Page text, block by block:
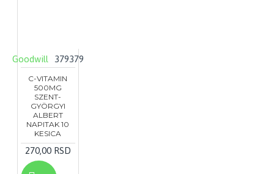
Goodwill 379379
C-VITAMIN
500MG
SZENT-
GYÖRGYI
ALBERT
NAPITAK 10
KESICA
270,00 RSD